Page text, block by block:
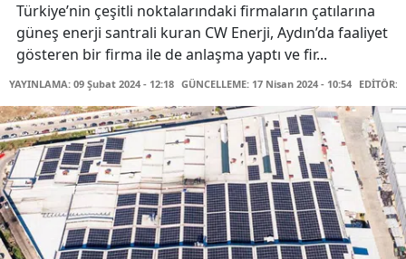
Türkiye’nin çeşitli noktalarındaki firmaların çatılarına
güneş enerji santrali kuran CW Enerji, Aydın’da faaliyet
gösteren bir firma ile de anlaşma yaptı ve fir...
YAYINLAMA: 09 Şubat 2024 - 12:18 GÜNCELLEME: 17 Nisan 2024 - 10:54 EDİTÖR: